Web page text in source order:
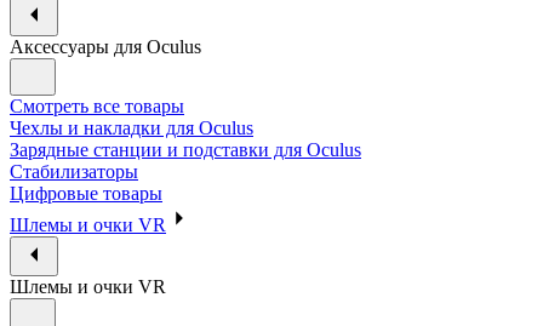
Аксессуары для Oculus
Смотреть все товары
Чехлы и накладки для Oculus
Зарядные станции и подставки для Oculus
Стабилизаторы
Цифровые товары
Шлемы и очки VR
Шлемы и очки VR